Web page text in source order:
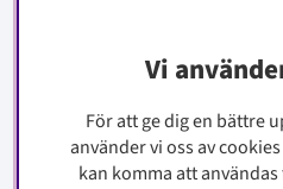
Integritetspolicy
Vi
För att ge dig en bättre
använder vi oss av
kan komma att